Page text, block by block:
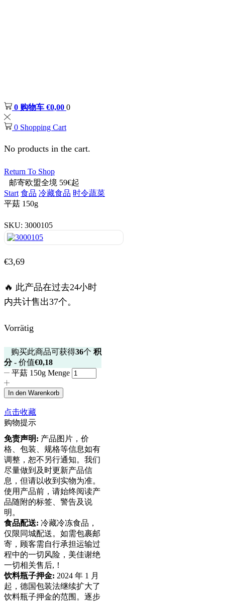
0 购物车 €0,00 0
0 Shopping Cart
No products in the cart.
Return To Shop
邮寄欧盟全境 59€起
Start 食品 冷藏食品 时令蔬菜
平菇 150g
SKU: 3000105
€3,69
🔥 此产品在过去24小时
内共计售出37个。
Vorrätig
购买此商品可获得36个 积
分- 价值€0,18
平菇 150g Menge
In den Warenkorb
点击收藏
购物提示
免责声明: 产品图片，价
格、包装、规格等信息如有
调整，恕不另行通知。我们
尽量做到及时更新产品信
息，但请以收到实物为准。
使用产品前，请始终阅读产
品随附的标签、警告及说
明。
食品配送: 冷藏冷冻食品，
仅限同城配送。如需包裹邮
寄，顾客需自行承担运输过
程中的一切风险，美佳谢绝
一切相关售后,！
饮料瓶子押金: 2024 年 1 月
起，德国包装法继续扩大了
饮料瓶子押金的范围。逐步